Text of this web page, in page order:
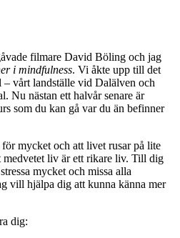
filmare David Böling och jag
i mindfulness. Vi åkte upp till det
vårt landställe vid Dalälven och
Nu nästan ett halvår senare är
som du kan gå var du än befinner
mycket och att livet rusar på lite
liv är ett rikare liv. Till dig
mycket och missa alla
vill hjälpa dig att kunna känna mer
dig: